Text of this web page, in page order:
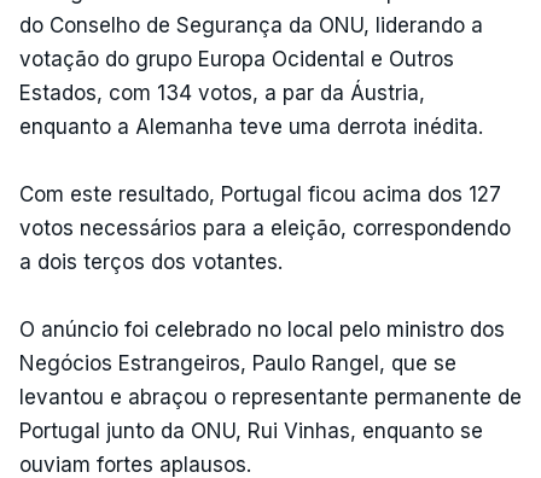
do Conselho de Segurança da ONU, liderando a
votação do grupo Europa Ocidental e Outros
Estados, com 134 votos, a par da Áustria,
enquanto a Alemanha teve uma derrota inédita.
Com este resultado, Portugal ficou acima dos 127
votos necessários para a eleição, correspondendo
a dois terços dos votantes.
O anúncio foi celebrado no local pelo ministro dos
Negócios Estrangeiros, Paulo Rangel, que se
levantou e abraçou o representante permanente de
Portugal junto da ONU, Rui Vinhas, enquanto se
ouviam fortes aplausos.